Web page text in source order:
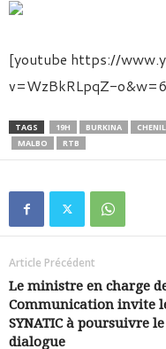
[youtube https://
v=WzBkRLpqZ-
TAGS 19H BURKINA
MALBO
RTB
Article Précédent
Le ministre en charge
Communication invite
SYNATIC à poursuivre le
dialogue